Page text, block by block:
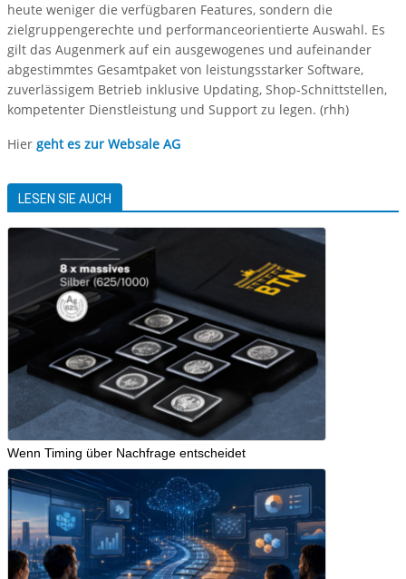
heute weniger die verfügbaren Features, sondern die
zielgruppengerechte und performanceorientierte Auswahl. Es
gilt das Augenmerk auf ein ausgewogenes und aufeinander
abgestimmtes Gesamtpaket von leistungsstarker Software,
zuverlässigem Betrieb inklusive Updating, Shop-Schnittstellen,
kompetenter Dienstleistung und Support zu legen. (rhh)
Hier geht es zur Websale AG
LESEN SIE AUCH
Wenn Timing über Nachfrage entscheidet